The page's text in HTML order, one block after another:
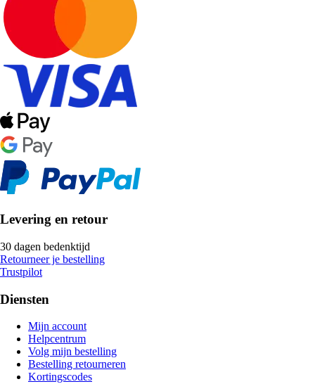
Levering en retour
30 dagen bedenktijd
Retourneer je bestelling
Trustpilot
Diensten
Mijn account
Helpcentrum
Volg mijn bestelling
Bestelling retourneren
Kortingscodes